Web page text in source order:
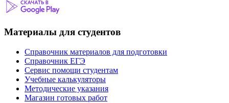
Материалы для студентов
Справочник материалов для подготовки
Справочник ЕГЭ
Сервис помощи студентам
Учебные калькуляторы
Методические указания
Магазин готовых работ